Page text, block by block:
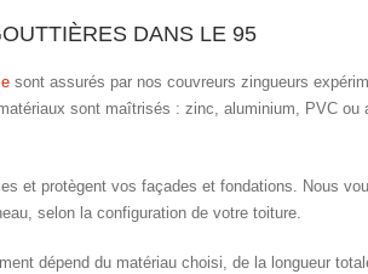
DANS LE 95
sont assurés par nos couvreurs zingueurs
sont maîtrisés : zinc, aluminium, PVC ou
et protègent vos façades et fondations. Nous
selon la configuration de votre toiture.
dépend du matériau choisi, de la longueur